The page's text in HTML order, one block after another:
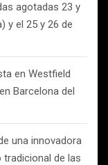
agotadas 23 y
y el 25 y 26 de
en Westfield
Barcelona del
una innovadora
de las